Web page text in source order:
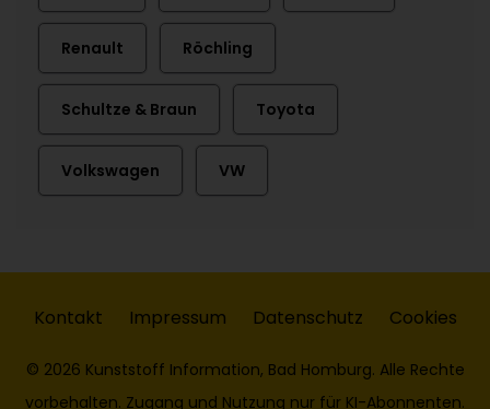
Renault Röchling
Schultze & Braun Toyota
Volkswagen VW
Kontakt Impressum Datenschutz Cookies
© 2026 Kunststoff Information, Bad Homburg. Alle Rechte
vorbehalten. Zugang und Nutzung nur für KI-Abonnenten.